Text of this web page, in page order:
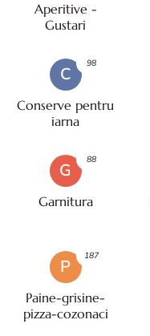
Aperitive -
Gustari
C
Conserve pentru
iarna
98
G
Garnitura
88
P
Paine-grisine-
pizza-cozonaci
187